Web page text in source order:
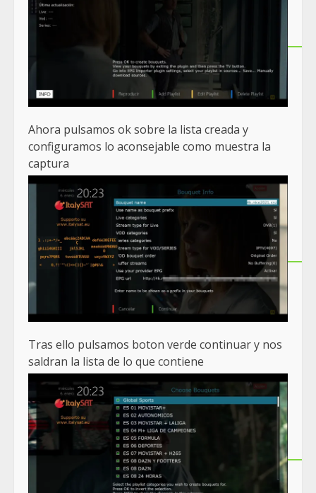
Ahora pulsamos ok sobre la lista creada y
configuramos lo aconsejable como muestra la
captura
Tras ello pulsamos boton verde continuar y nos
saldran la lista de lo que contiene